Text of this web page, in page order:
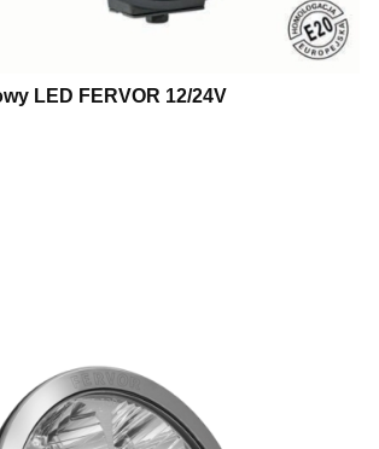
LED FERVOR 12/24V